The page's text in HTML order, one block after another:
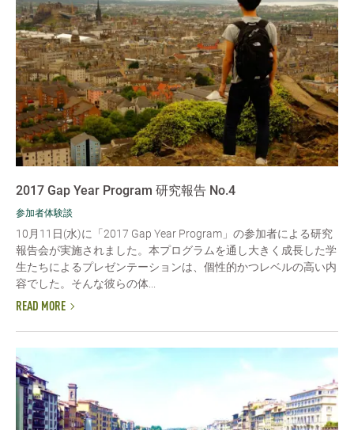
2017 Gap Year Program 研究報告 No.4
参加者体験談
10月11日(水)に「2017 Gap Year Program」の参加者による研究
報告会が実施されました。本プログラムを通し大きく成長した学
生たちによるプレゼンテーションは、個性的かつレベルの高い内
容でした。そんな彼らの体...
READ MORE